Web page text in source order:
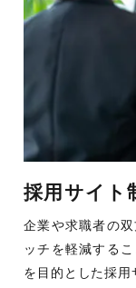
採用サイト
企業や求職者の
ッチを軽減する
を目的とした採用